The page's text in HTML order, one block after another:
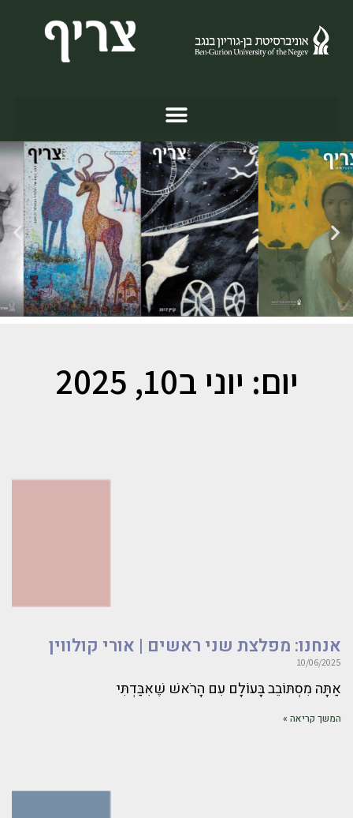
יום: יוני ב10, 2025
אנחנו: מפלצת שני ראשים | אורי קולווין
10/06/2025
אַתָּה מִסְתּוֹבֵב בָּעוֹלָם עִם הָרֹאשׁ שֶׁאִבַּדְתִּי
המשך קריאה »